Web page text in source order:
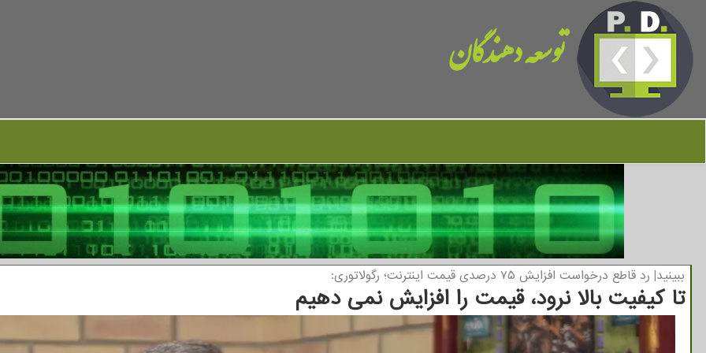
توسعه دهندگان
ببینید| رد قاطع درخواست افزایش ۷۵ درصدی قیمت اینترنت؛ رگولاتوری:
تا کیفیت بالا نرود، قیمت را افزایش نمی دهیم